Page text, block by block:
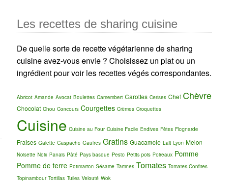
Les recettes de sharing cuisine
De quelle sorte de recette végétarienne de sharing
cuisine avez-vous envie ? Choisissez un plat ou un
ingrédient pour voir les recettes végés correspondantes.
Abricot Amande Avocat Boulettes Camembert Carottes Cerises Chef Chèvre
Chocolat Chou Concours Courgettes Crèmes Croquettes
Cuisine Cuisine au Four Cuisine Facile Endives Fêtes Flognarde
Fraises Galette Gaspacho Gaufres Gratins Guacamole Lait Lyon Melon
Noisette Noix Panais Pâté Pays basque Pesto Petits pois Poireaux Pomme
Pomme de terre Potimarron Sésame Tartines Tomates Tomates Confites
Topinambour Tortillas Tuiles Velouté Wok